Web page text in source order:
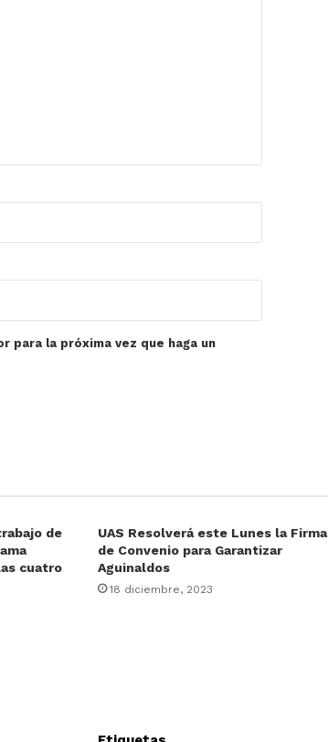
para la próxima vez que haga un
de
cuatro
UAS Resolverá este Lunes la Firma
de Convenio para Garantizar
Aguinaldos
18 diciembre, 2023